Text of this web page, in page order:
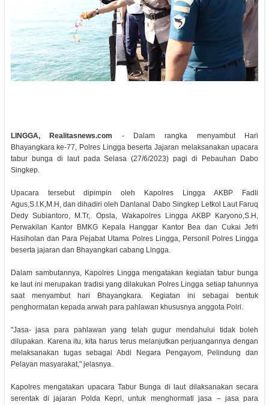
LINGGA, Realitasnews.com - Dalam rangka menyambut Hari
Bhayangkara ke-77, Polres Lingga beserta Jajaran melaksanakan upacara
tabur bunga di laut pada Selasa (27/6/2023) pagi di Pebauhan Dabo
Singkep.
Upacara tersebut dipimpin oleh Kapolres Lingga AKBP Fadli
Agus,S.I.K,M.H, dan dihadiri oleh Danlanal Dabo Singkep Letkol Laut Faruq
Dedy Subiantoro, M.Tr,. Opsla, Wakapolres Lingga AKBP Karyono,S.H,
Perwakilan Kantor BMKG Kepala Hanggar Kantor Bea dan Cukai Jefri
Hasiholan dan Para Pejabat Utama Polres Lingga, Personil Polres Lingga
beserta jajaran dan Bhayangkari cabang Lingga.
Dalam sambutannya, Kapolres Lingga mengatakan kegiatan tabur bunga
ke laut ini merupakan tradisi yang dilakukan Polres Lingga setiap tahunnya
saat menyambut hari Bhayangkara. Kegiatan ini sebagai bentuk
penghormatan kepada arwah para pahlawan khususnya anggota Polri.
"Jasa- jasa para pahlawan yang telah gugur mendahului tidak boleh
dilupakan. Karena itu, kita harus terus melanjutkan perjuangannya dengan
melaksanakan tugas sebagai Abdi Negara Pengayom, Pelindung dan
Pelayan masyarakat," jelasnya.
Kapolres mengatakan upacara Tabur Bunga di laut dilaksanakan secara
serentak di jajaran Polda Kepri, untuk menghormati jasa – jasa para